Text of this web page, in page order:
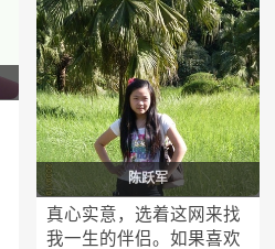
陈跃军
真心实意，选着这网来找
我一生的伴侣。如果喜欢